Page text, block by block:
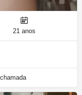
21 anos